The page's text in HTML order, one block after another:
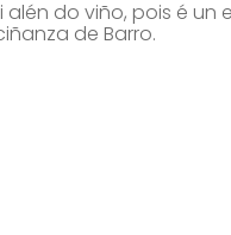
alén do viño, pois é
de Barro.